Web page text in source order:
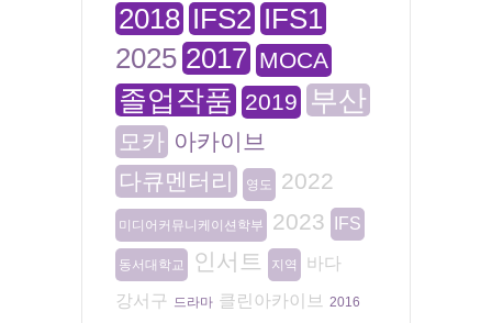
2018 IFS2 IFS1
2025 2017 MOCA
졸업작품 2019 부산
모카 아카이브
다큐멘터리
영도 2022
미디어커뮤니케이션학부 2023 IFS
동서대학교 인서트 지역
바다
강서구 드라마 클린아카이브 2016